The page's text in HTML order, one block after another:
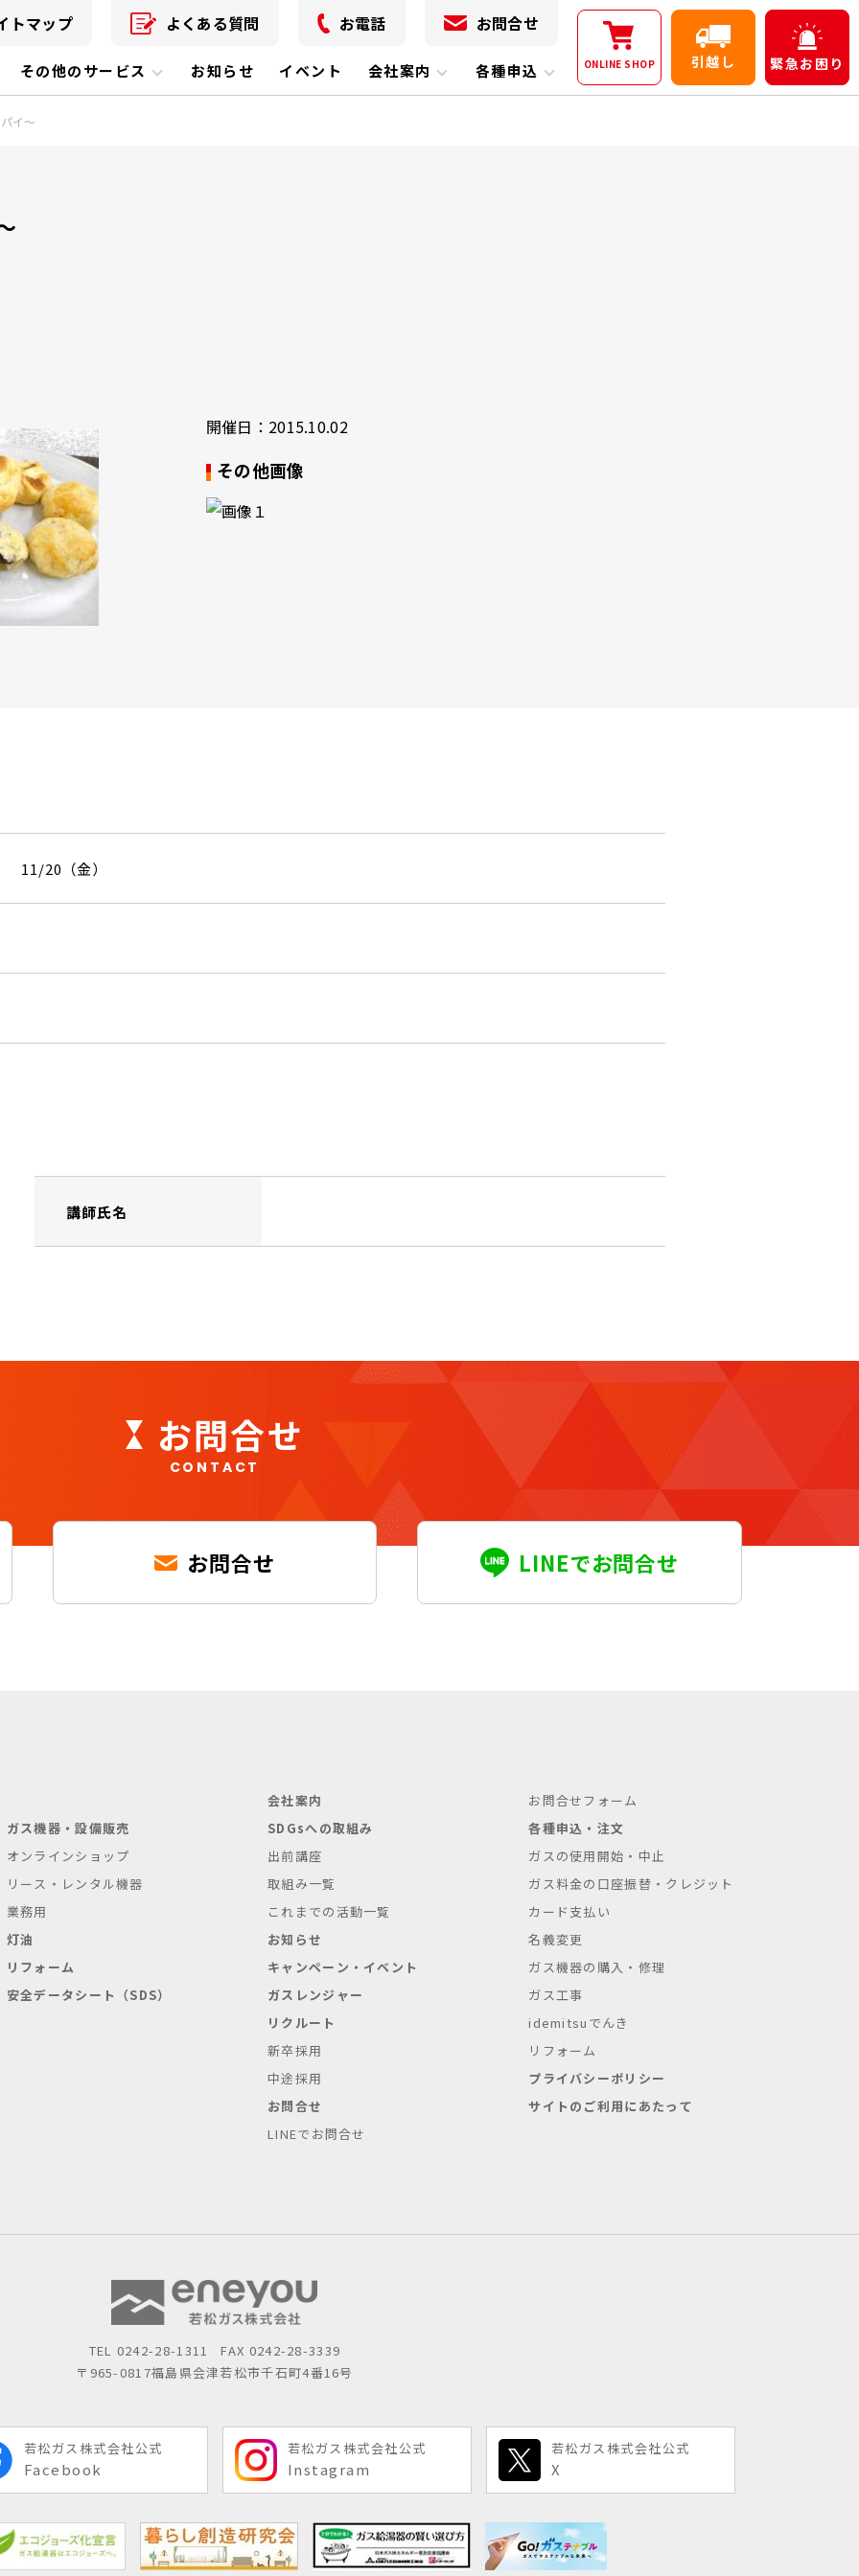
その他のサービス お知らせ イベント 会社案内 各種申込
トマップ よくある質問 お電話 お問合せ
ONLINE SHOP 引越し 緊急お困り
イ～
開催日：2015.10.02
その他画像
11/20（金）
講師氏名
お問合せ
CONTACT
お問合せ LINEでお問合せ
ガス機器・設備販売
オンラインショップ
リース・レンタル機器
業務用
灯油
リフォーム
安全データシート（SDS）
会社案内
SDGsへの取組み
出前講座
取組み一覧
これまでの活動一覧
お知らせ
キャンペーン・イベント
ガスレンジャー
リクルート
新卒採用
中途採用
お問合せ
LINEでお問合せ
お問合せフォーム
各種申込・注文
ガスの使用開始・中止
ガス料金の口座振替・クレジット
カード支払い
名義変更
ガス機器の購入・修理
ガス工事
idemitsuでんき
リフォーム
プライバシーポリシー
サイトのご利用にあたって
TEL 0242-28-1311
FAX 0242-28-3339
〒965-0817福島県会津若松市千石町4番16号
若松ガス株式会社公式
Facebook
若松ガス株式会社公式
Instagram
若松ガス株式会社公式
X